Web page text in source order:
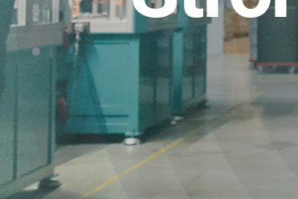
NEO CEE: Energieverteilung
effizient in der Installation,